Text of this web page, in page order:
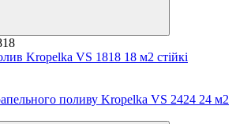
Krоpelka VS 1818 18 м2 стійкі